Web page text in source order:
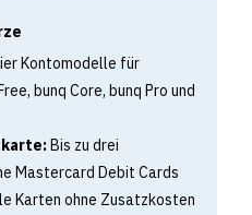
Kontomodelle für
bunq Core, bunq Pro und
Bis zu drei
Mastercard Debit Cards
Karten ohne Zusatzkosten